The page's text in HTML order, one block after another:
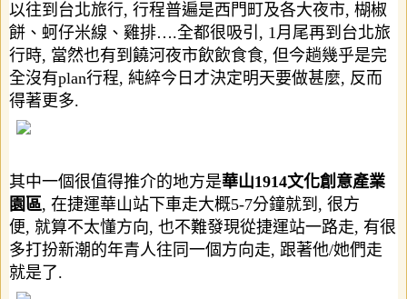
以往到台北旅行, 行程普遍是西門町及各大夜市, 楜椒
餅、蚵仔米線、雞排….全都很吸引 , 1月尾再到台北旅
行時, 當然也有到饒河夜市飲飲食食, 但今趟幾乎是完
全沒有plan行程, 純綷今日才決定明天要做甚麼, 反而
得著更多.
其中一個很值得推介的地方是華山1914文化創意產業
園區, 在捷運華山站下車走大概5-7分鐘就到 , 很方
便, 就算不太懂方向, 也不難發現從捷運站一路走, 有很
多打扮新潮的年青人往同一個方向走, 跟著他/她們走
就是了.